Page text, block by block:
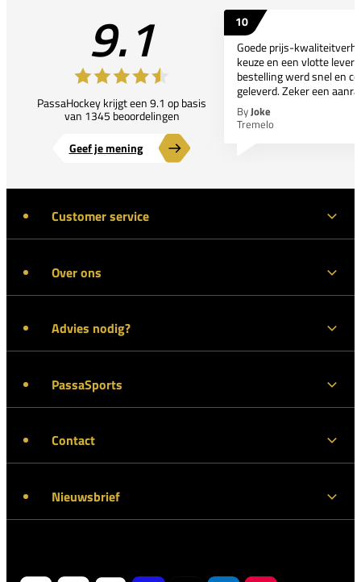
9.1
PassaHockey krijgt een 9.1 op basis
van 1345 beoordelingen
Geef je mening
10
Goede prijs-
keuze en een vlotte
bestelling werd snel en
geleverd. Zeker een
ByJoke
Tremelo
Customer service
Over ons
Advies nodig?
PassaSports
Contact
Nieuwsbrief